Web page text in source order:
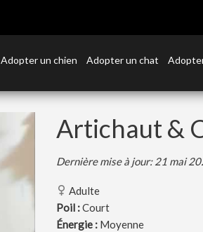
Adopter un chien Adopter un chat
Artichaut &
Dernière mise à jour: 21 mai
Adulte
Poil :Court
Énergie : Moyenne